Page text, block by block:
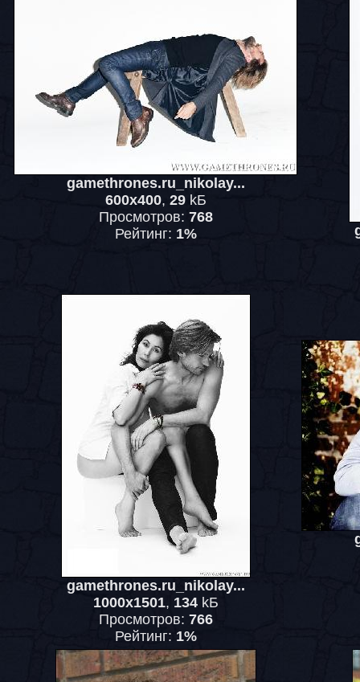
gamethrones.ru_nikolay...
600x400, 29kБ
Просмотров: 768
Рейтинг: 1%
gamethrones.ru_nikolay...
1000x1501, 134kБ
Просмотров: 766
Рейтинг: 1%